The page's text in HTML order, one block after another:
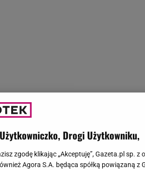
Drogi Użytkowniku,
zgodę klikając „Akceptuję”, Gazeta.pl sp.
Agora S.A. będąca spółką powiązaną